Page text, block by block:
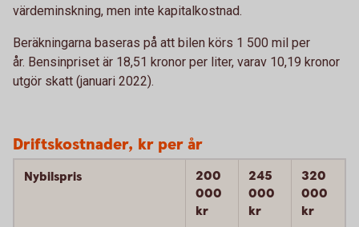
värdeminskning, men inte kapitalkostnad.
Beräkningarna baseras på att bilen körs 1 500 mil per
år. Bensinpriset är 18,51 kronor per liter, varav 10,19 kronor
utgör skatt (januari 2022).
Driftskostnader, kr per år
Nybilspris
200
000
kr
245
000
kr
320
000
kr